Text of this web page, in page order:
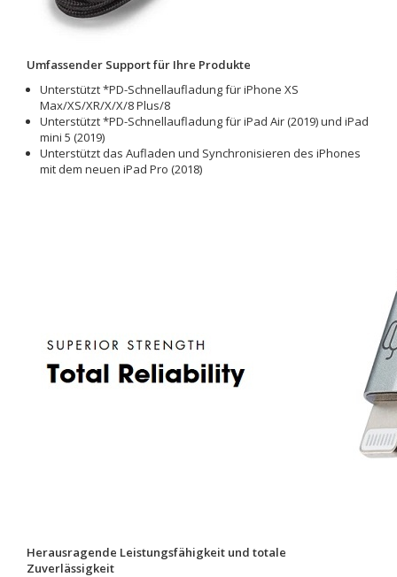
Umfassender Support für Ihre Produkte
Unterstützt *PD-Schnellaufladung für iPhone XS
Max/XS/XR/X/X/8 Plus/8
Unterstützt *PD-Schnellaufladung für iPad Air (2019) und iPad
mini 5 (2019)
Unterstützt das Aufladen und Synchronisieren des iPhones
mit dem neuen iPad Pro (2018)
Herausragende Leistungsfähigkeit und totale
Zuverlässigkeit